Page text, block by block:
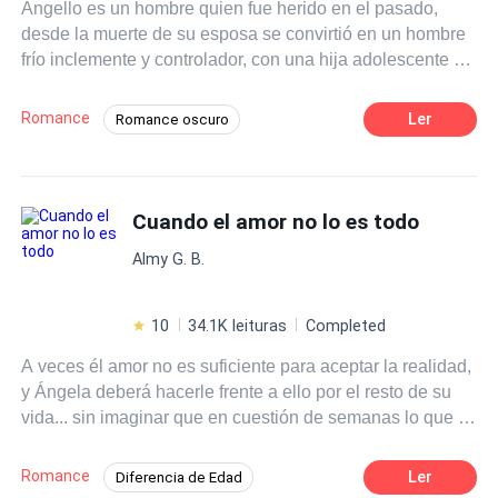
Angello es un hombre quien fue herido en el pasado,
desde la muerte de su esposa se convirtió en un hombre
frío inclemente y controlador, con una hija adolescente a
comportamiento, por otra parte, Martina es una mujer
segura de sí misma, independiente, profesional exitosa,
ningún hombre merece sacrificar su libertad ¿Lograrán
estas almas solitarias unir sus vidas? ¿Podrá Angello
cambiar su forma de pensar al encontrar una mujer
en Safe Creative bajo el número 2001052802718
Romance Romance oscuro Ler
Cuando el amor no lo es todo
Almy G. B.
10 34.1K leituras Completed
A veces él amor no es suficiente para aceptar la realidad,
y Ángela deberá hacerle frente a ello por el resto de su
vida... sin imaginar que en cuestión de semanas lo que le
haciéndola tomar decisiones que podrían separarla para
Romance Diferencia de Edad Ler